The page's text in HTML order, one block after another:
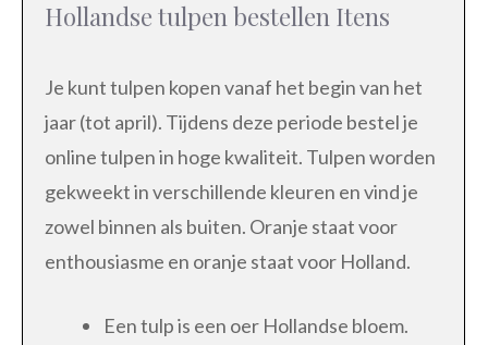
Hollandse tulpen bestellen Itens
Je kunt tulpen kopen vanaf het begin van het
jaar (tot april). Tijdens deze periode bestel je
online tulpen in hoge kwaliteit. Tulpen worden
gekweekt in verschillende kleuren en vind je
zowel binnen als buiten. Oranje staat voor
enthousiasme en oranje staat voor Holland.
Een tulp is een oer Hollandse bloem.